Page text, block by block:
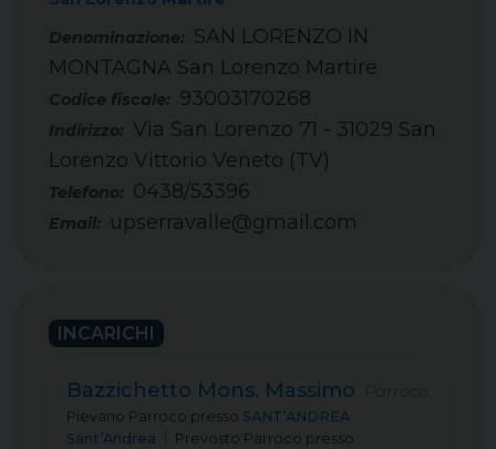
SAN LORENZO IN
MONTAGNA San Lorenzo Martire
Codice fiscale: 93003170268
Telefono: 0438/53396
Email: upserravalle@gmail.com
Indirizzo: Via San Lorenzo 71 - 31029 San
Lorenzo Vittorio Veneto (TV)
INCARICHI
Bazzichetto Mons. Massimo
Pievano Parroco presso SANT’ANDREA
Sant’Andrea
Prevosto Parroco presso